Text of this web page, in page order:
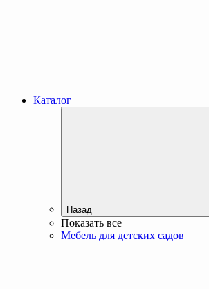
Каталог
Назад
Показать все
Мебель для детских садов